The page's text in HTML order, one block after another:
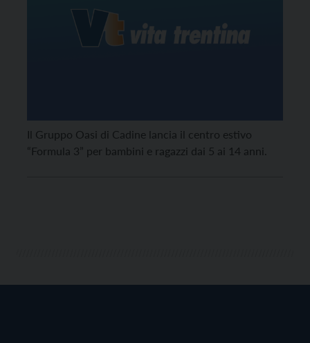
Il Gruppo Oasi di Cadine lancia il centro estivo
“Formula 3” per bambini e ragazzi dai 5 ai 14 anni.